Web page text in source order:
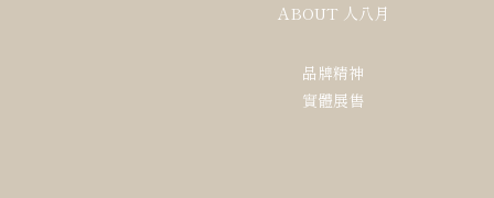
ABOUT 人八月
品牌精神
實體展售